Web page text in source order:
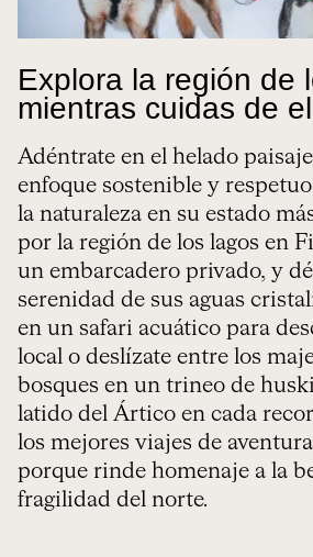
Explora la región de
mientras cuidas de
Adéntrate en el helado
enfoque sostenible y
la naturaleza en su estado
por la región de los lagos en
un embarcadero privado, y
serenidad de sus aguas
en un safari acuático para
local o deslízate entre los
bosques en un trineo de
latido del Ártico en cada
los mejores viajes de
porque rinde homenaje a la
fragilidad del norte.